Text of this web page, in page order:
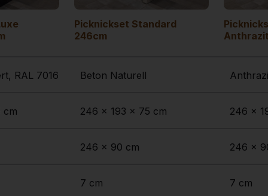
Picknickset Standard
246cm
RAL 7016
cm
Beton Naturell
246 x 193 x 75 cm
246 x 90 cm
7 cm
246 x
246 x
7 cm